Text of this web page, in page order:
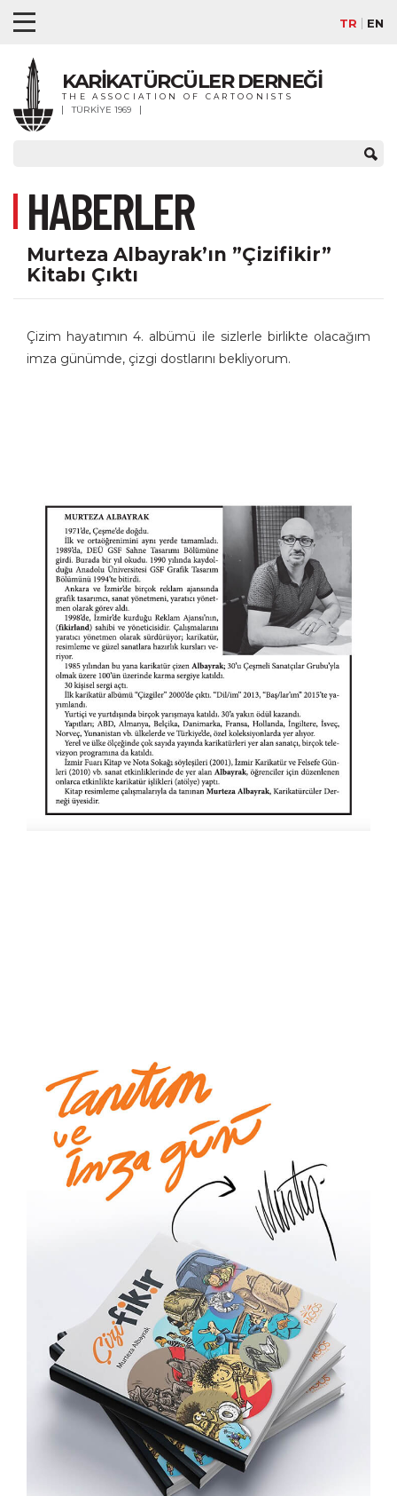
TR EN
KARİKATÜRCÜLER DERNEĞİ
THE ASSOCIATION OF CARTOONISTS
TÜRKİYE 1969
HABERLER
Murteza Albayrak’ın ”Çizifikir”
Kitabı Çıktı
Çizim hayatımın 4. albümü ile sizlerle birlikte olacağım
imza günümde, çizgi dostlarını bekliyorum.